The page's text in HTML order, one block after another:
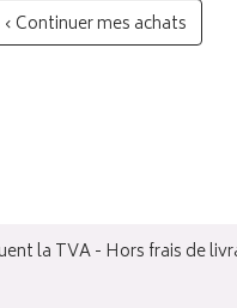
‹ Continuer mes achats
la TVA - Hors frais de